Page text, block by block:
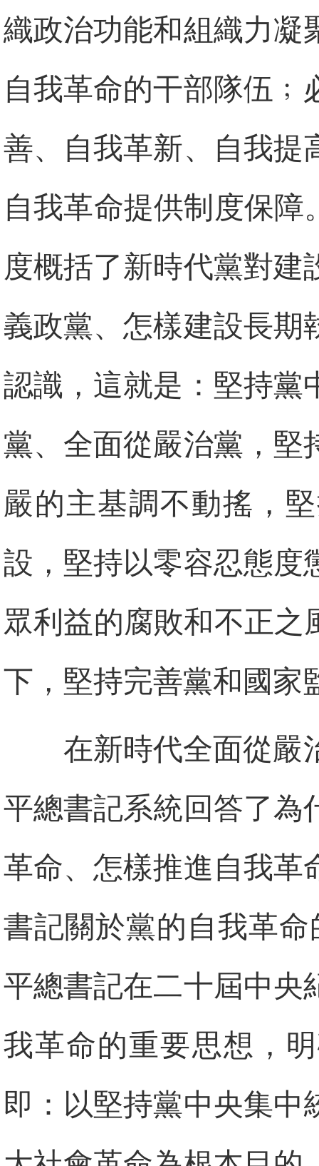
織政治功能和組織力凝
自我革命的干部隊伍﹔
善、自我革新、自我提
自我革命提供制度保障
度概括了新時代黨對建
義政黨、怎樣建設長期
認識，這就是：堅持黨
黨、全面從嚴治黨，堅
嚴的主基調不動搖，
設，堅持以零容忍態度
眾利益的腐敗和不正之
下，堅持完善黨和國家
在新時代全面從嚴
平總書記系統回答了為
革命、怎樣推進自我革
書記關於黨的自我革
平總書記在二十屆中央
我革命的重要思想，
即：以堅持黨中央集中